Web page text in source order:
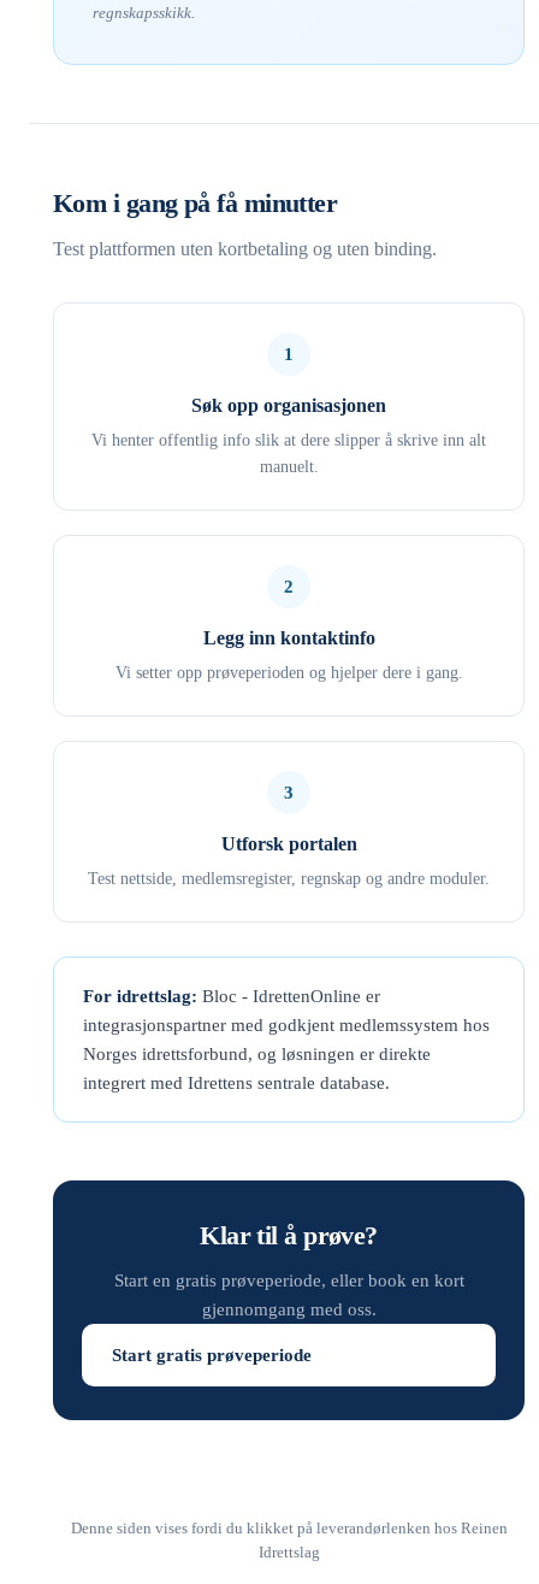
regnskapsskikk.
Kom i gang på få minutter
Test plattformen uten kortbetaling og uten binding.
1
Søk opp organisasjonen
Vi henter offentlig info slik at dere slipper å skrive inn alt
manuelt.
2
Legg inn kontaktinfo
Vi setter opp prøveperioden og hjelper dere i gang.
3
Utforsk portalen
Test nettside, medlemsregister, regnskap og andre moduler.
For idrettslag: Bloc - IdrettenOnline er
integrasjonspartner med godkjent medlemssystem hos
Norges idrettsforbund, og løsningen er direkte
integrert med Idrettens sentrale database.
Klar til å prøve?
Start en gratis prøveperiode, eller book en kort
gjennomgang med oss.
Start gratis prøveperiode
Denne siden vises fordi du klikket på leverandørlenken hos Reinen
Idrettslag